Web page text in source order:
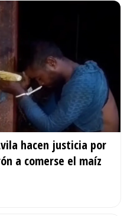
hacen justicia por
a comerse el maíz